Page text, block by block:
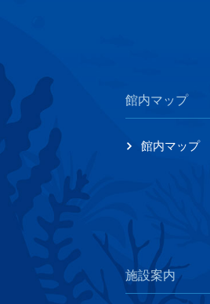
館内マップ
館内マップ
施設案内